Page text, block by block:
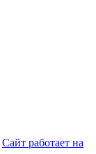
Сайт работает на